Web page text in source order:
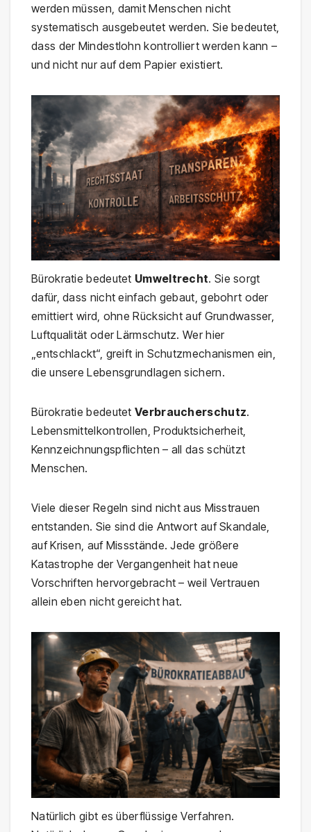
werden müssen, damit Menschen nicht
systematisch ausgebeutet werden. Sie bedeutet,
dass der Mindestlohn kontrolliert werden kann –
und nicht nur auf dem Papier existiert.
Bürokratie bedeutet Umweltrecht. Sie sorgt
dafür, dass nicht einfach gebaut, gebohrt oder
emittiert wird, ohne Rücksicht auf Grundwasser,
Luftqualität oder Lärmschutz. Wer hier
„entschlackt“, greift in Schutzmechanismen ein,
die unsere Lebensgrundlagen sichern.
Bürokratie bedeutet Verbraucherschutz.
Lebensmittelkontrollen, Produktsicherheit,
Kennzeichnungspflichten – all das schützt
Menschen.
Viele dieser Regeln sind nicht aus Misstrauen
entstanden. Sie sind die Antwort auf Skandale,
auf Krisen, auf Missstände. Jede größere
Katastrophe der Vergangenheit hat neue
Vorschriften hervorgebracht – weil Vertrauen
allein eben nicht gereicht hat.
Natürlich gibt es überflüssige Verfahren.